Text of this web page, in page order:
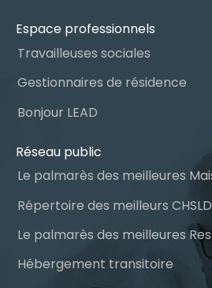
Espace professionnels
Travailleuses sociales
Gestionnaires de résidence
Bonjour LEAD
Réseau public
Répertoire des meilleurs CHSLD
Hébergement transitoire